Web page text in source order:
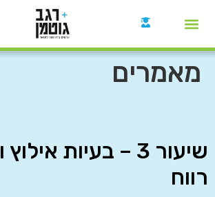
מאמרים
שיעור 3 – בעיות
רווח